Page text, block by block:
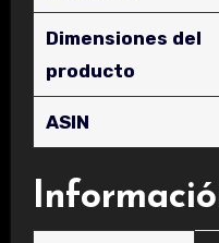
Dimensiones del
producto
ASIN